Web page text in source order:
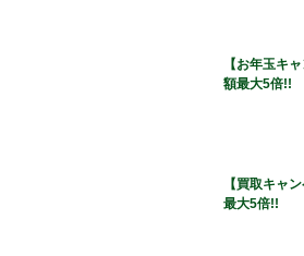
【お年玉キ
額最大5倍!!
【買取キャ
最大5倍!!